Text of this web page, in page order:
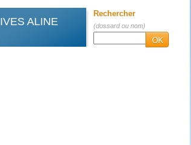
ALINE
Rechercher
(dossard ou nom)
OK